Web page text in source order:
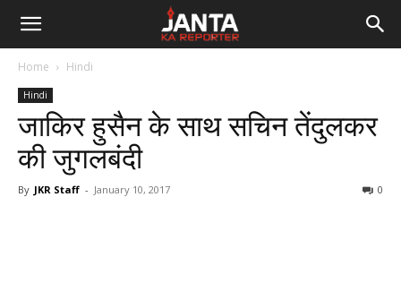
Janta
Reporter
Home Hindi
Hindi
जाकिर हुसैन के साथ सचिन तेंदुलकर
की जुगलबंदी
By JKR Staff - January 10, 2017 0